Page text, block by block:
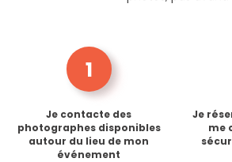
1
Je contacte des
photographes disponibles
autour du lieu de mon
événement
Je
me